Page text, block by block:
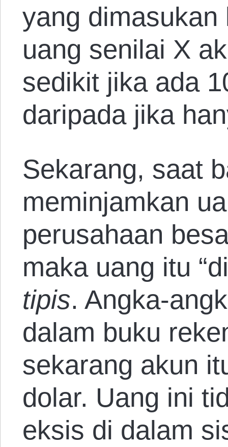
yang
uang senilai X
sedikit jika ada
daripada jika
Sekarang, saat
meminjamkan
perusahaan
maka uang itu
tipis. Angka-
dalam buku
sekarang akun
dolar. Uang ini
eksis di dalam